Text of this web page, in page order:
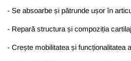
- Se absoarbe și pătrunde ușor în
- Repară structura și compoziția
- Crește mobilitatea și funcționalitatea